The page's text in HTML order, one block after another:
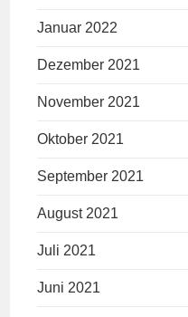
Januar 2022
Dezember 2021
November 2021
Oktober 2021
September 2021
August 2021
Juli 2021
Juni 2021